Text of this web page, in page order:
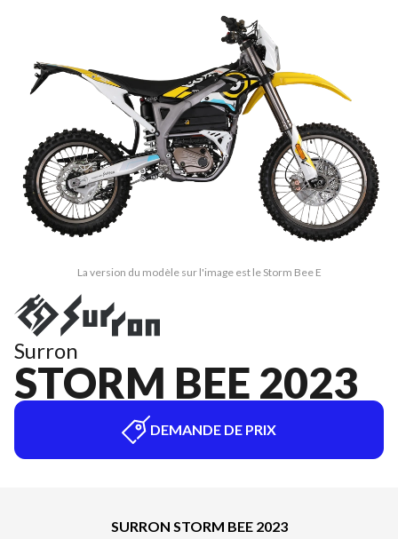
La version du modèle sur l'image est le Storm Bee E
Surron
STORM BEE 2023
DEMANDE DE PRIX
SURRON STORM BEE 2023